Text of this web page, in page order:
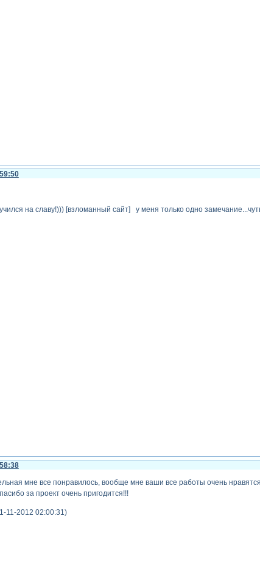
на славу!))) [взломанный сайт] у меня только одно
мне все понравилось, вообще мне ваши все работы очень
за проект очень пригодится!!!
11-2012 02:00:31)